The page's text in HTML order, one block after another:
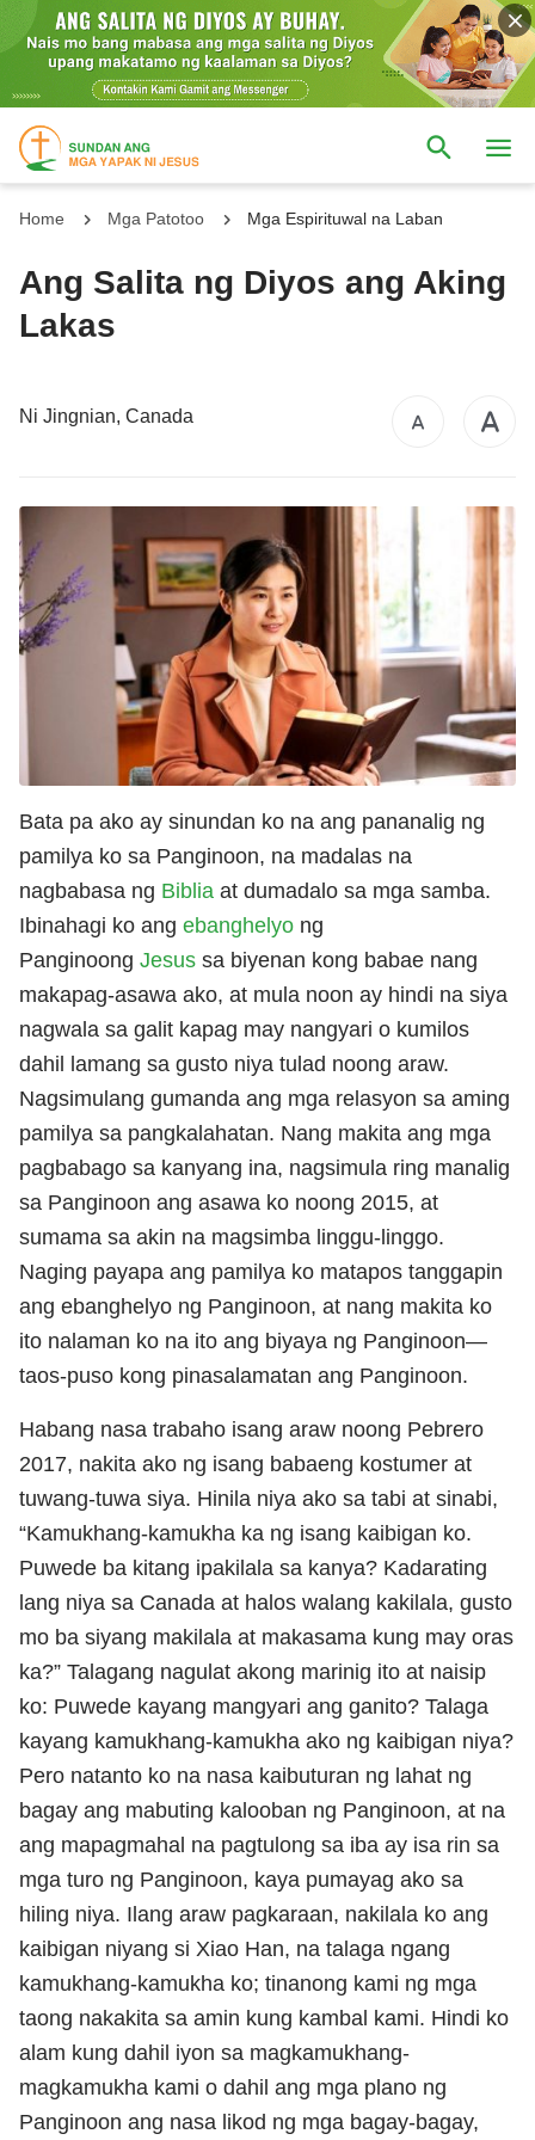
Home Mga Patotoo Mga Espirituwal na Laban
Ang Salita ng Diyos ang Aking
Lakas
Ni Jingnian, Canada
Bata pa ako ay sinundan ko na ang pananalig ng
pamilya ko sa Panginoon, na madalas na
nagbabasa ng Biblia at dumadalo sa mga samba.
Ibinahagi ko ang ebanghelyo ng
Panginoong Jesus sa biyenan kong babae nang
makapag-asawa ako, at mula noon ay hindi na siya
nagwala sa galit kapag may nangyari o kumilos
dahil lamang sa gusto niya tulad noong araw.
Nagsimulang gumanda ang mga relasyon sa aming
pamilya sa pangkalahatan. Nang makita ang mga
pagbabago sa kanyang ina, nagsimula ring manalig
sa Panginoon ang asawa ko noong 2015, at
sumama sa akin na magsimba linggu-linggo.
Naging payapa ang pamilya ko matapos tanggapin
ang ebanghelyo ng Panginoon, at nang makita ko
ito nalaman ko na ito ang biyaya ng Panginoon—
taos-puso kong pinasalamatan ang Panginoon.
Habang nasa trabaho isang araw noong Pebrero
2017, nakita ako ng isang babaeng kostumer at
tuwang-tuwa siya. Hinila niya ako sa tabi at sinabi,
“Kamukhang-kamukha ka ng isang kaibigan ko.
Puwede ba kitang ipakilala sa kanya? Kadarating
lang niya sa Canada at halos walang kakilala, gusto
mo ba siyang makilala at makasama kung may oras
ka?” Talagang nagulat akong marinig ito at naisip
ko: Puwede kayang mangyari ang ganito? Talaga
kayang kamukhang-kamukha ako ng kaibigan niya?
Pero natanto ko na nasa kaibuturan ng lahat ng
bagay ang mabuting kalooban ng Panginoon, at na
ang mapagmahal na pagtulong sa iba ay isa rin sa
mga turo ng Panginoon, kaya pumayag ako sa
hiling niya. Ilang araw pagkaraan, nakilala ko ang
kaibigan niyang si Xiao Han, na talaga ngang
kamukhang-kamukha ko; tinanong kami ng mga
taong nakakita sa amin kung kambal kami. Hindi ko
alam kung dahil iyon sa magkamukhang-
magkamukha kami o dahil ang mga plano ng
Panginoon ang nasa likod ng mga bagay-bagay,